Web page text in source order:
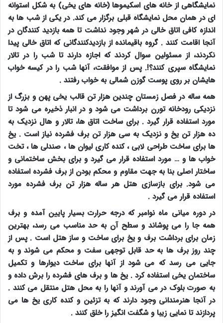
نمایشگاهی از خانه های اسکیموها (خانه های یخی) به شکل استوانه
ای در همان محل نمایشگاه قبلی برگزار می کند. در یکی از شب ها به
اندازه کافی اتاق خالی در شهر وجود نداشت تا همه بازدید کنندگان در
آنجا اقامت کنند . گروه باقیمانده از بازدیدکنندگانی که اتاق خالی پیدا
نکردند، از مسئولین سوال کردند که اجازه دارند تا شب را در تالار
نمایشگاه سپری کنند؟!. پس از موافقت، آنها شب را در کیسه خواب
هایشان بر روی پوست گوزن شمالی به خواب رفتند .
همه ساله در فصل زمستان چندین هزار تن قالب یخی پهن و بزرگ از
نزدیکی رودخانه تورن برداشت می شود و در انبار ذخیره می شود تا
مورد استفاده قرار گیرد . برای ساخت اتاق ها، تالار و هال نزدیک به
ده هزار تن یخ و نزدیک به سی هزار تن برف فشرده نیاز است . یخ
ها برای ساخت طراحی لابی ، کنده کاری لیوان ها ، صندلی ها ، تخت
خواب ها و … مورد استفاده قرار می گیرد و برای بخش ساختمانی و
ساختار اصلی بنا به جهت مقاوم و محکم بودن از برف فشرده استفاده
می شود. برای بازسازی هتل هر ساله هزار تن برف فشرده مورد
استفاده قرار می گیرد .
در دوره میانی ماه نوامبر که درجه حرارت بسیار پایین آمده و برف
همه جا را می پوشاند و سطح آن به حد مناسب می رسد، بهترین
زمان برای برداشت برف و یخ برای ساخت و ساز هتل است . پس از
چند روز برف ها به حد قابل توجهی سفت و محکم می شوند و به
جایی می رسد که می شود از آنها برای ساخت دیوارها و تکمیل
ساختمان یخی استفاده کرد . یخ ها و برف های فشرده را برش داده و
به صورت بلوک در می آورند و آنها را به محل هتل منتقل می کنند .
در آنجا هنرمندانی وجود دارند که به تزئین و کنده کاری یخ ها می
پردازند تا نمایی زیبا و شگفت انگیز را خلق کنند .